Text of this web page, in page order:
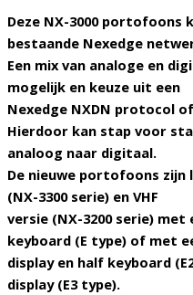
Deze NX-3000 portofoons
bestaande Nexedge
Een mix van analoge en
mogelijk en keuze uit een
Nexedge NXDN protocol of
Hierdoor kan stap voor
analoog naar digitaal.
De nieuwe portofoons zijn
(NX-3300 serie) en VHF
versie (NX-3200 serie) met
keyboard (E type) of met
display en half keyboard
display (E3 type).